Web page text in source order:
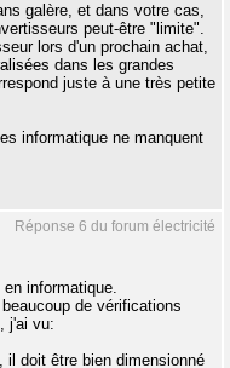
galère, et dans votre cas,
peut-être "limite".
lors d'un prochain achat,
dans les grandes
juste à une très petite
informatique ne manquent
Réponse 6 du forum électricité
informatique.
de vérifications
j'ai vu:
il doit être bien dimensionné